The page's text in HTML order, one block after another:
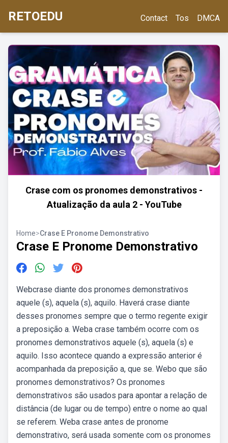
RETOEDU Contact Tos DMCA
Crase com os pronomes demonstrativos -
Atualização da aula 2 - YouTube
Home>Crase E Pronome Demonstrativo
Crase E Pronome Demonstrativo
Webcrase diante dos pronomes demonstrativos
aquele (s), aquela (s), aquilo. Haverá crase diante
desses pronomes sempre que o termo regente exigir
a preposição a. Weba crase também ocorre com os
pronomes demonstrativos aquele (s), aquela (s) e
aquilo. Isso acontece quando a expressão anterior é
acompanhada da preposição a, que se. Webo que são
pronomes demonstrativos? Os pronomes
demonstrativos são usados para apontar a relação de
distância (de lugar ou de tempo) entre o nome ao qual
se referem. Weba crase antes de pronome
demonstrativo, será usada somente com os pronomes